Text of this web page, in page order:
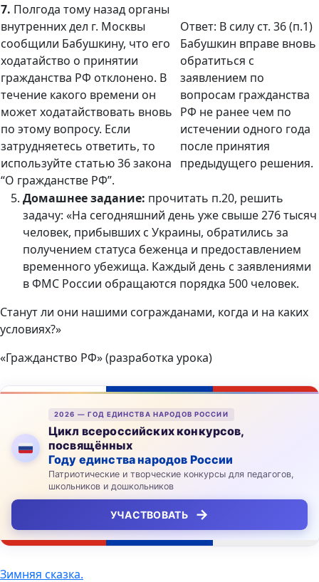
7. Полгода тому назад органы
внутренних дел г. Москвы
сообщили Бабушкину, что его
ходатайство о принятии
гражданства РФ отклонено. В
течение какого времени он
может ходатайствовать вновь
по этому вопросу. Если
затрудняетесь ответить, то
используйте статью 36 закона
“О гражданстве РФ”.
Ответ: В силу ст. 36 (п.1)
Бабушкин вправе вновь
обратиться с
заявлением по
вопросам гражданства
РФ не ранее чем по
истечении одного года
после принятия
предыдущего решения.
Домашнее задание: прочитать п.20, решить
задачу: «На сегодняшний день уже свыше 276 тысяч
человек, прибывших с Украины, обратились за
получением статуса беженца и предоставлением
временного убежища. Каждый день с заявлениями
в ФМС России обращаются порядка 500 человек.
Станут ли они нашими согражданами, когда и на каких
условиях?»
«Гражданство РФ» (разработка урока)
2026 — ГОД ЕДИНСТВА НАРОДОВ РОССИИ
Цикл всероссийских конкурсов,
посвящённых
Году единства народов России
Патриотические и творческие конкурсы для педагогов,
школьников и дошкольников
УЧАСТВОВАТЬ →
Навигация
Зимняя сказка.